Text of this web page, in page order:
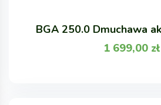
BGA 250.0 Dmuchawa
1 699,00 zł